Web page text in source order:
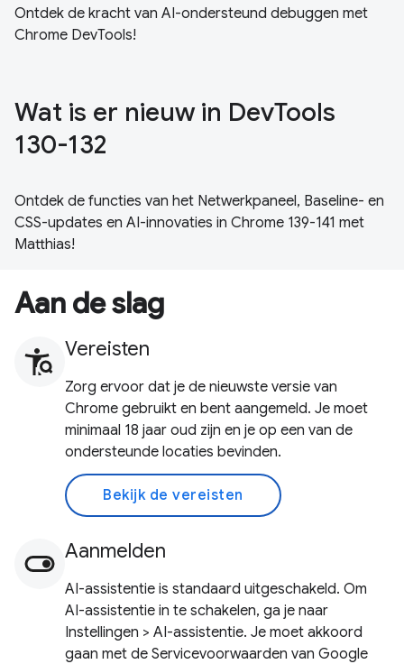
Ontdek de kracht van AI-ondersteund debuggen met
Chrome DevTools!
Wat is er nieuw in DevTools
130-132
Ontdek de functies van het Netwerkpaneel, Baseline- en
CSS-updates en AI-innovaties in Chrome 139-141 met
Matthias!
Aan de slag
Vereisten
Zorg ervoor dat je de nieuwste versie van
Chrome gebruikt en bent aangemeld. Je moet
minimaal 18 jaar oud zijn en je op een van de
ondersteunde locaties bevinden.
Bekijk de vereisten
Aanmelden
AI-assistentie is standaard uitgeschakeld. Om
AI-assistentie in te schakelen, ga je naar
Instellingen > AI-assistentie. Je moet akkoord
gaan met de Servicevoorwaarden van Google